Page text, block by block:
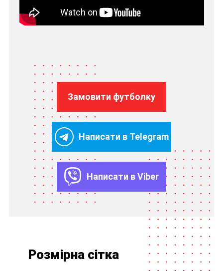
Замовити футболку
Написати в Telegram
Написати в Viber
Розмірна сітка